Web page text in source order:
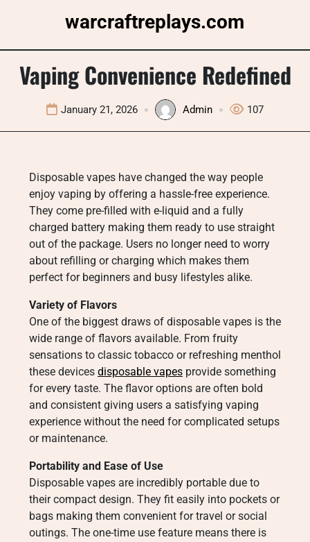
warcraftreplays.com
Vaping Convenience Redefined
January 21, 2026 Admin 107
Disposable vapes have changed the way people
enjoy vaping by offering a hassle-free experience.
They come pre-filled with e-liquid and a fully
charged battery making them ready to use straight
out of the package. Users no longer need to worry
about refilling or charging which makes them
perfect for beginners and busy lifestyles alike.
Variety of Flavors
One of the biggest draws of disposable vapes is the
wide range of flavors available. From fruity
sensations to classic tobacco or refreshing menthol
these devices disposable vapes provide something
for every taste. The flavor options are often bold
and consistent giving users a satisfying vaping
experience without the need for complicated setups
or maintenance.
Portability and Ease of Use
Disposable vapes are incredibly portable due to
their compact design. They fit easily into pockets or
bags making them convenient for travel or social
outings. The one-time use feature means there is